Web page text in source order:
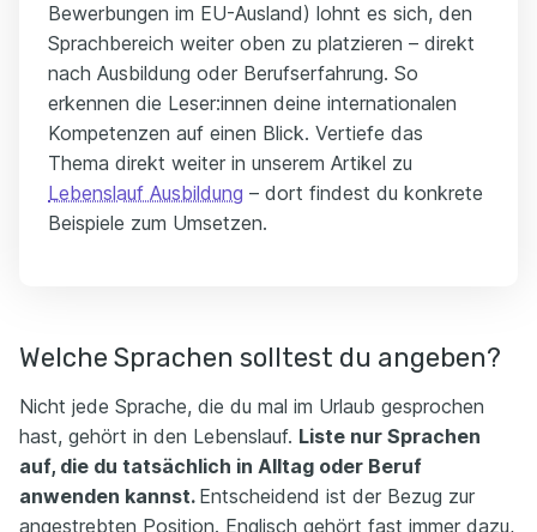
Bewerbungen im EU-Ausland) lohnt es sich, den
Sprachbereich weiter oben zu platzieren – direkt
nach Ausbildung oder Berufserfahrung. So
erkennen die Leser:innen deine internationalen
Kompetenzen auf einen Blick. Vertiefe das
Thema direkt weiter in unserem Artikel zu
Lebenslauf Ausbildung – dort findest du konkrete
Beispiele zum Umsetzen.
Welche Sprachen solltest du angeben?
Nicht jede Sprache, die du mal im Urlaub gesprochen
hast, gehört in den Lebenslauf. Liste nur Sprachen
auf, die du tatsächlich in Alltag oder Beruf
anwenden kannst. Entscheidend ist der Bezug zur
angestrebten Position. Englisch gehört fast immer dazu,